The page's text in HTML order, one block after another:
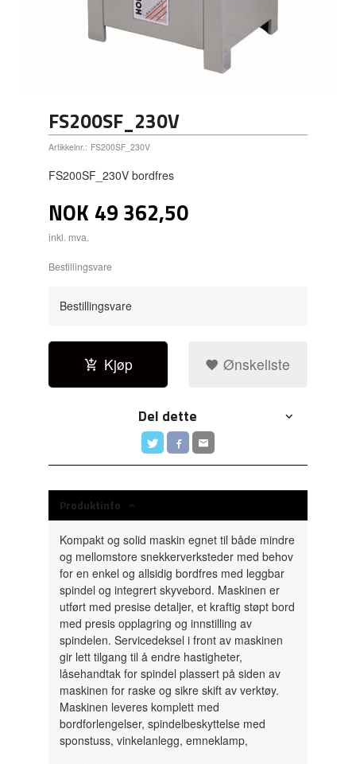
FS200SF_230V
Artikkelnr.: FS200SF_230V
FS200SF_230V bordfres
NOK 49 362,50
inkl. mva.
Bestillingsvare
Bestillingsvare
Kjøp Ønskeliste
Del dette
Produktinfo
Kompakt og solid maskin egnet til både mindre
og mellomstore snekkerverksteder med behov
for en enkel og allsidig bordfres med leggbar
spindel og integrert skyvebord. Maskinen er
utført med presise detaljer, et kraftig støpt bord
med presis opplagring og innstilling av
spindelen. Servicedeksel i front av maskinen
gir lett tilgang til å endre hastigheter,
låsehandtak for spindel plassert på siden av
maskinen for raske og sikre skift av verktøy.
Maskinen leveres komplett med
bordforlengelser, spindelbeskyttelse med
sponstuss, vinkelanlegg, emneklamp,